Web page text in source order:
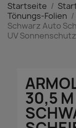
Startseite
Tönungs-Folien
Schwarz Auto
UV
30,5 M